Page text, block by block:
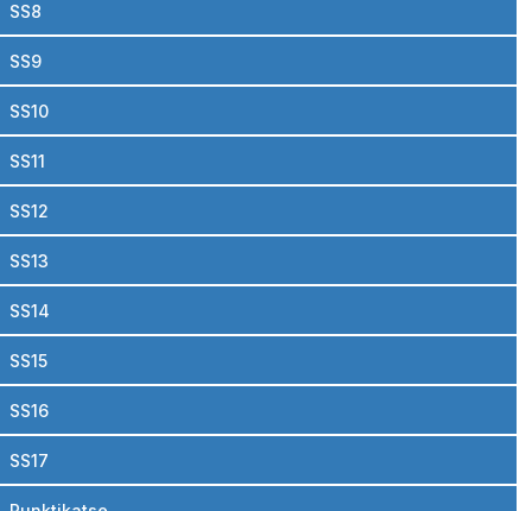
SS8
SS9
SS10
SS11
SS12
SS13
SS14
SS15
SS16
SS17